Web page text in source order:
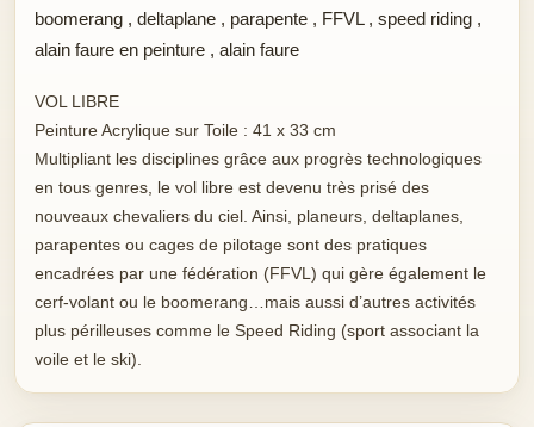
boomerang , deltaplane , parapente , FFVL, speed riding ,
alain faure en peinture , alain faure
VOL LIBRE
Peinture Acrylique sur Toile : 41 x 33 cm
Multipliant les disciplines grâce aux progrès technologiques
en tous genres, le vol libre est devenu très prisé des
nouveaux chevaliers du ciel. Ainsi, planeurs, deltaplanes,
parapentes ou cages de pilotage sont des pratiques
encadrées par une fédération (FFVL) qui gère également le
cerf-volant ou le boomerang…mais aussi d’autres activités
plus périlleuses comme le Speed Riding (sport associant la
voile et le ski).